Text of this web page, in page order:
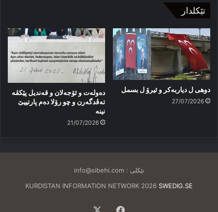
تێکلدار
دوهی ل دیاربەکر و ئیرۆ ل بسمل
27/07/2026
دەولەت و ئۆجەلان و قەندیل پێکڤە
تەڤدگەرن و چو رۆلا دەم پارتییێ
نینە
21/07/2026
تێکلی :info@sibehi.com
KURDISTAN INFORMATION NETWORK 2026 SWEDIG.SE
Facebook